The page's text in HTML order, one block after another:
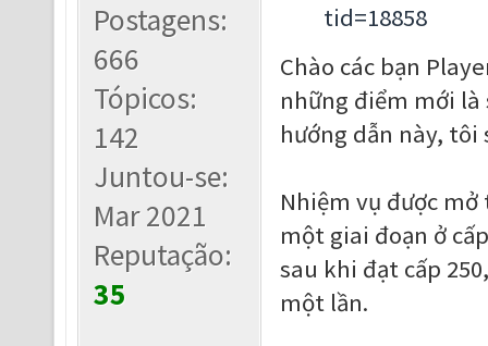
Postagens:
666
Tópicos:
142
Juntou-se:
Mar 2021
Reputação:
35
tid=18858
Chào các bạn
những điểm mới là
hướng dẫn này, tôi
Nhiệm vụ được mở
một giai đoạn ở
sau khi đạt cấp
một lần.